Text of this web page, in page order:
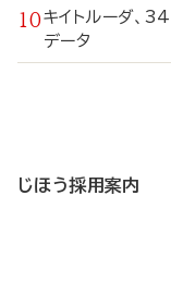
キイトルーダ、
データ
じほう採用案内